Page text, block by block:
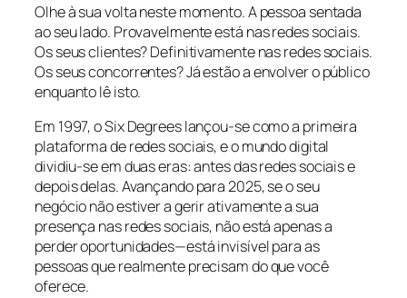
Olhe à sua volta neste momento. A pessoa sentada
ao seu lado. Provavelmente está nas redes sociais.
Os seus clientes? Definitivamente nas redes sociais.
Os seus concorrentes? Já estão a envolver o público
enquanto lê isto.
Em 1997, o Six Degrees lançou-se como a primeira
plataforma de redes sociais, e o mundo digital
dividiu-se em duas eras: antes das redes sociais e
depois delas. Avançando para 2025, se o seu
negócio não estiver a gerir ativamente a sua
presença nas redes sociais, não está apenas a
perder oportunidades—está invisível para as
pessoas que realmente precisam do que você
oferece.